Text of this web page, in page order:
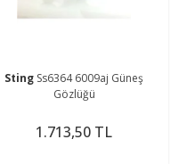
Sting Ss6364 6009aj Güneş
Gözlüğü
1.713,50 TL